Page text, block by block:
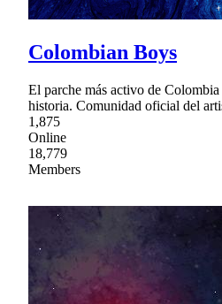
Colombian Boys
El parche más activo de Colombia
historia. Comunidad oficial del
1,875
Online
18,779
Members